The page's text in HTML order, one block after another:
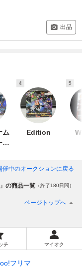
出品
ム
テ
4
Edition
5
催中のオークションに戻る
の商品一覧 （終了180日間）
ページトップへ
チ マイオク
フリマ